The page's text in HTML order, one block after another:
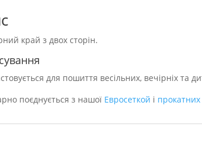
край з двох сторін.
для пошиття весільних, вечірніх та
поєднується з нашої Евросеткой і